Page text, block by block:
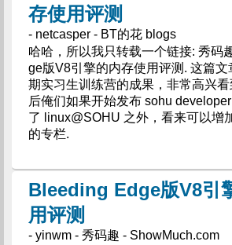
存使用评测
- netcasper - BT的花 blogs
哈哈，所以我只转载一个链接: 秀码
ge版V8引擎的内存使用评测. 这篇
期实习生训练营的成果，非常高兴
后俺们如果开始发布 sohu
了 linux@SOHU 之外，看来可以增
的专栏.
Bleeding Edge版V8引
用评测
- yinwm - 秀码趣 - ShowMuch.com